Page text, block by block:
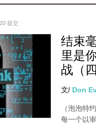
提交
结束
里是
战（四
文/ Don
（泡泡特约
每一个以